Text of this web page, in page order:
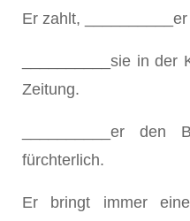
Er zahlt,
__________sie in
Zeitung.
__________er
fürchterlich.
Er bringt immer